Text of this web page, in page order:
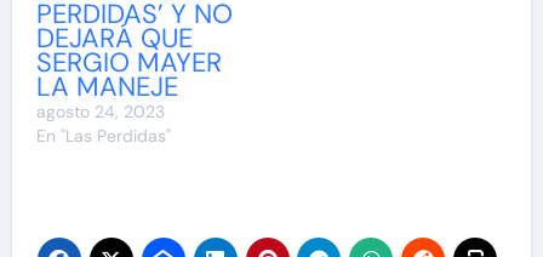
PERDIDAS’ Y NO
DEJARÁ QUE
SERGIO MAYER
LA MANEJE
agosto 24, 2023
En "Las Perdidas"